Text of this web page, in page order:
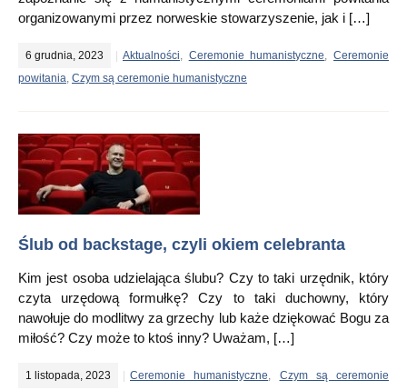
organizowanymi przez norweskie stowarzyszenie, jak i […]
6 grudnia, 2023 Aktualności Ceremonie humanistyczne ,Ceremonie
powitania Czym są ceremonie humanistyczne
Ślub od backstage, czyli okiem celebranta
Kim jest osoba udzielająca ślubu? Czy to taki urzędnik, który
czyta urzędową formułkę? Czy to taki duchowny, który
nawołuje do modlitwy za grzechy lub każe dziękować Bogu za
miłość? Czy może to ktoś inny? Uważam, […]
1 listopada, 2023 Ceremonie humanistyczne
Czym są ceremonie